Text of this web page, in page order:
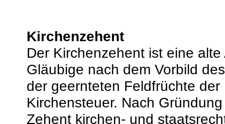
Kirchenzehent
Der Kirchenzehent ist eine
Gläubige nach dem Vorbild
der geernteten Feldfrüchte
Kirchensteuer. Nach
Zehent kirchen- und